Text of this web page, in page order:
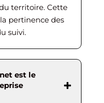
territoire. Cette
pertinence des
suivi.
est le